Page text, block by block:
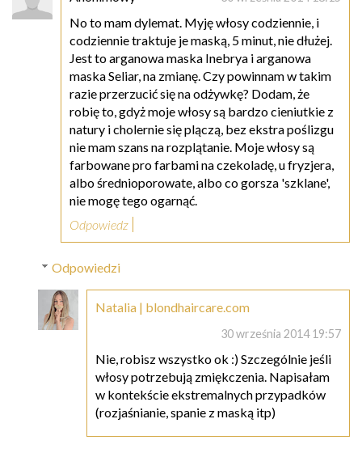
No to mam dylemat. Myję włosy codziennie, i
codziennie traktuje je maską, 5 minut, nie dłużej.
Jest to arganowa maska Inebrya i arganowa
maska Seliar, na zmianę. Czy powinnam w takim
razie przerzucić się na odżywkę? Dodam, że
robię to, gdyż moje włosy są bardzo cieniutkie z
natury i cholernie się plączą, bez ekstra poślizgu
nie mam szans na rozplątanie. Moje włosy są
farbowane pro farbami na czekoladę, u fryzjera,
albo średnioporowate, albo co gorsza 'szklane',
nie mogę tego ogarnąć.
Odpowiedz
Odpowiedzi
Natalia | blondhaircare.com
30 września 2014 19:57
Nie, robisz wszystko ok :) Szczególnie jeśli
włosy potrzebują zmiękczenia. Napisałam
w kontekście ekstremalnych przypadków
(rozjaśnianie, spanie z maską itp)